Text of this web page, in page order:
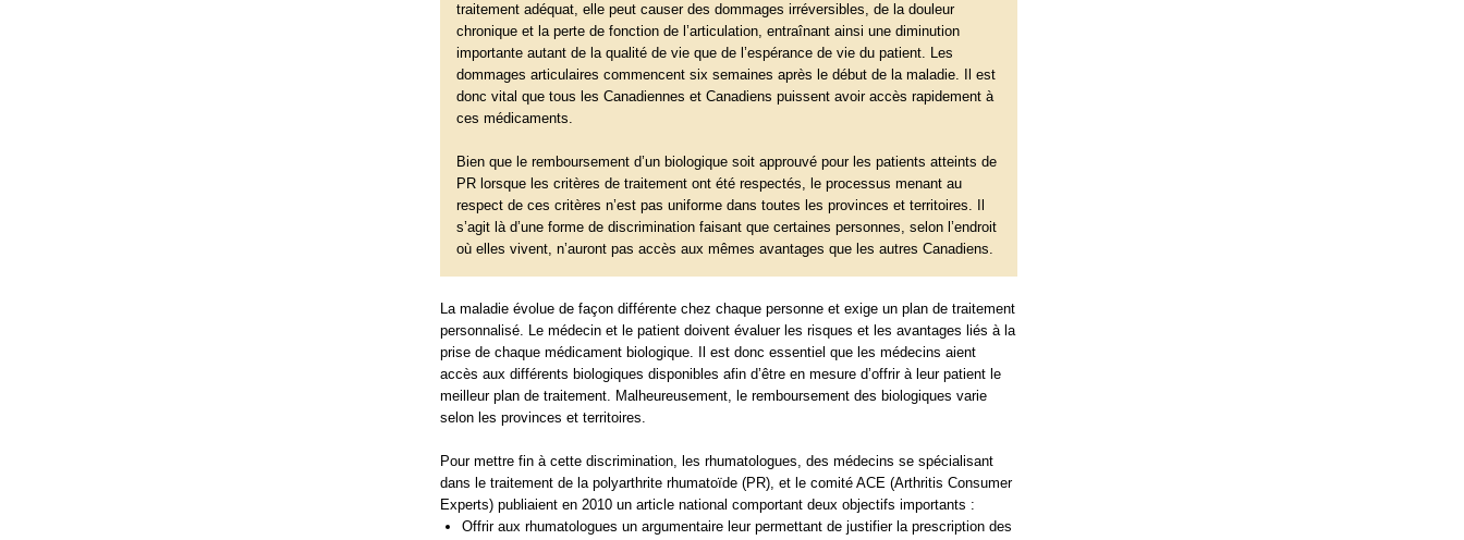
traitement adéquat, elle peut causer des dommages irréversibles, de la douleur
chronique et la perte de fonction de l’articulation, entraînant ainsi une diminution
importante autant de la qualité de vie que de l’espérance de vie du patient. Les
dommages articulaires commencent six semaines après le début de la maladie. Il est
donc vital que tous les Canadiennes et Canadiens puissent avoir accès rapidement à
ces médicaments.
Bien que le remboursement d’un biologique soit approuvé pour les patients atteints de
PR lorsque les critères de traitement ont été respectés, le processus menant au
respect de ces critères n’est pas uniforme dans toutes les provinces et territoires. Il
s’agit là d’une forme de discrimination faisant que certaines personnes, selon l’endroit
où elles vivent, n’auront pas accès aux mêmes avantages que les autres Canadiens.
La maladie évolue de façon différente chez chaque personne et exige un plan de traitement
personnalisé. Le médecin et le patient doivent évaluer les risques et les avantages liés à la
prise de chaque médicament biologique. Il est donc essentiel que les médecins aient
accès aux différents biologiques disponibles afin d’être en mesure d’offrir à leur patient le
meilleur plan de traitement. Malheureusement, le remboursement des biologiques varie
selon les provinces et territoires.
Pour mettre fin à cette discrimination, les rhumatologues, des médecins se spécialisant
dans le traitement de la polyarthrite rhumatoïde (PR), et le comité ACE (Arthritis Consumer
Experts) publiaient en 2010 un article national comportant deux objectifs importants :
Offrir aux rhumatologues un argumentaire leur permettant de justifier la prescription des